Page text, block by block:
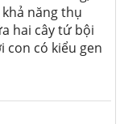
năng thụ
hai cây tứ bội
con có kiểu gen